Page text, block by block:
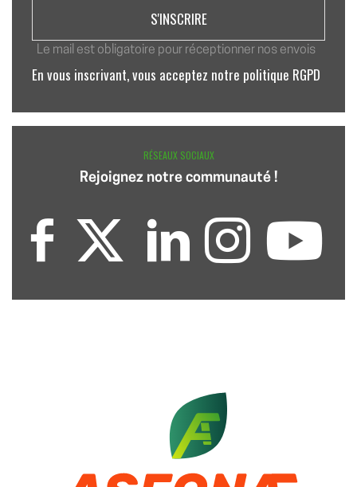
Le mail est obligatoire pour réceptionner nos envois
En vous inscrivant, vous acceptez notre politique RGPD
RÉSEAUX SOCIAUX
Rejoignez notre communauté !